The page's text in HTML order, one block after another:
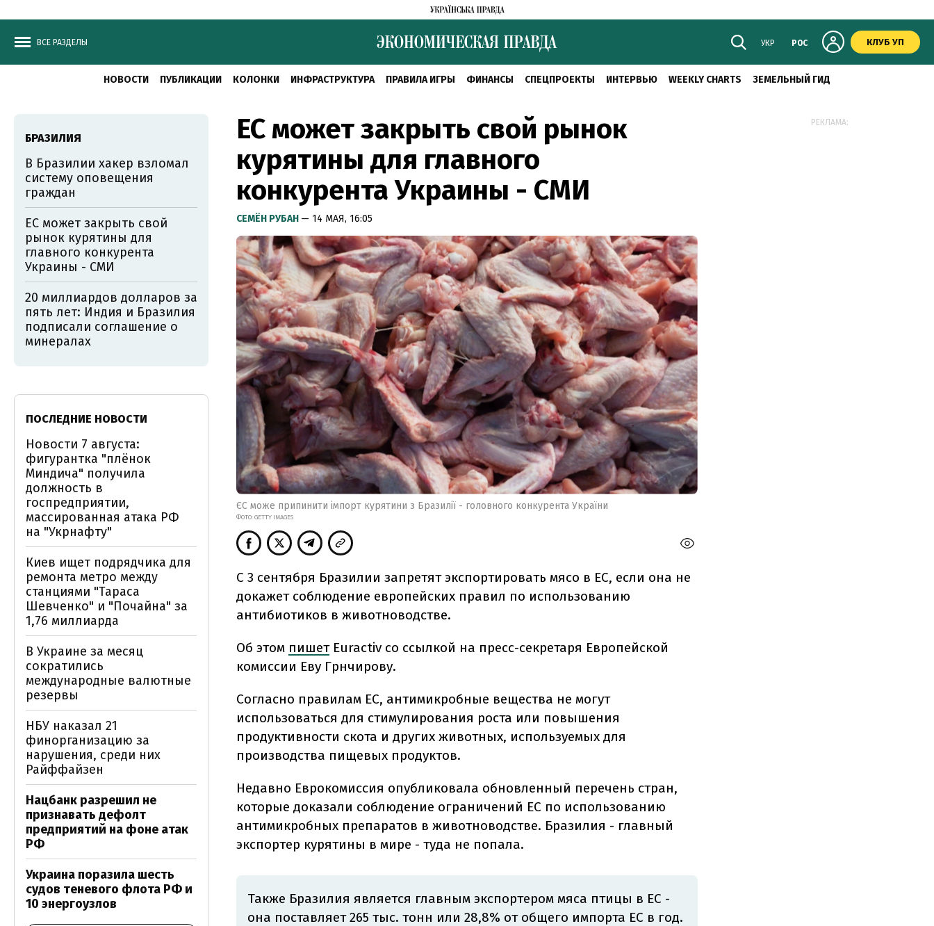
ВСЕ РАЗДЕЛЫ УКР РОС КЛУБ УП
НОВОСТИ ПУБЛИКАЦИИ КОЛОНКИ ИНФРАСТРУКТУРА ПРАВИЛА ИГРЫ ФИНАНСЫ СПЕЦПРОЕКТЫ ИНТЕРВЬЮ WEEKLY CHARTS ЗЕМЕЛЬНЫЙ ГИД
ЕС может закрыть свой рынок
курятины для главного
конкурента Украины - СМИ
СЕМЁН РУБАН — 14 МАЯ, 16:05
ЄС може припинити імпорт курятини з Бразилії - головного конкурента України
ФОТО: GETTY IMAGES
С 3 сентября Бразилии запретят экспортировать мясо в ЕС, если она не
докажет соблюдение европейских правил по использованию
антибиотиков в животноводстве.
Об этом пишет Euractiv со ссылкой на пресс-секретаря Европейской
комиссии Еву Грнчирову.
Согласно правилам ЕС, антимикробные вещества не могут
использоваться для стимулирования роста или повышения
продуктивности скота и других животных, используемых для
производства пищевых продуктов.
Недавно Еврокомиссия опубликовала обновленный перечень стран,
которые доказали соблюдение ограничений ЕС по использованию
антимикробных препаратов в животноводстве. Бразилия - главный
экспортер курятины в мире - туда не попала.
Также Бразилия является главным экспортером мяса птицы в ЕС -
она поставляет 265 тыс. тонн или 28,8% от общего импорта ЕС в год.
БРАЗИЛИЯ
В Бразилии хакер взломал
систему оповещения
граждан
ЕС может закрыть свой
рынок курятины для
главного конкурента
Украины - СМИ
20 миллиардов долларов за
пять лет: Индия и Бразилия
подписали соглашение о
минералах
ПОСЛЕДНИЕ НОВОСТИ
Новости 7 августа:
фигурантка "плёнок
Миндича" получила
должность в
госпредприятии,
массированная атака РФ
на "Укрнафту"
Киев ищет подрядчика для
ремонта метро между
станциями "Тараса
Шевченко" и "Почайна" за
1,76 миллиарда
В Украине за месяц
сократились
международные валютные
резервы
НБУ наказал 21
финорганизацию за
нарушения, среди них
Райффайзен
Нацбанк разрешил не
признавать дефолт
предприятий на фоне атак
РФ
Украина поразила шесть
судов теневого флота РФ и
10 энергоузлов
РЕКЛАМА: